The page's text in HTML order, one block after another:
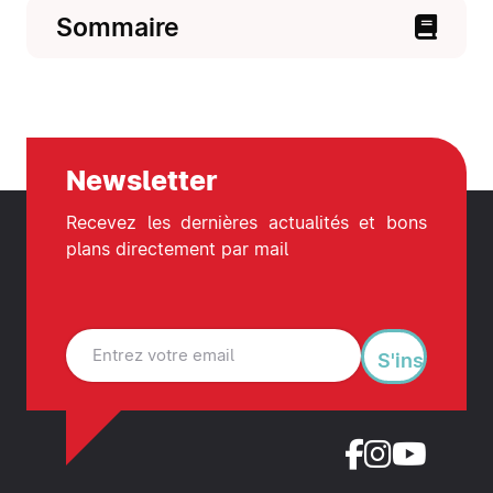
Sommaire
Newsletter
Recevez les dernières actualités et bons
plans directement par mail
S'inscrire